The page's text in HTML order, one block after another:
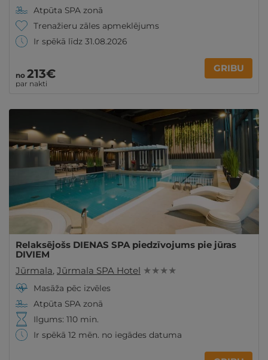
Atpūta SPA zonā
Trenažieru zāles apmeklējums
Ir spēkā līdz 31.08.2026
no 213€
par nakti
GRIBU
Relaksējošs DIENAS SPA piedzīvojums pie jūras
DIVIEM
Jūrmala, Jūrmala SPA Hotel ★ ★ ★ ★
Masāža pēc izvēles
Atpūta SPA zonā
Ilgums: 110 min.
Ir spēkā 12 mēn. no iegādes datuma